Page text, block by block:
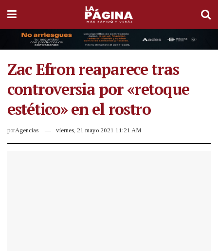
Zac Efron reaparece tras
controversia por «retoque
estético» en el rostro
porAgencias viernes, 21 mayo 2021 11:21 AM